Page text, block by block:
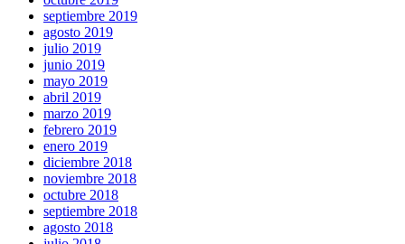
septiembre 2019
agosto 2019
julio 2019
junio 2019
mayo 2019
abril 2019
marzo 2019
febrero 2019
enero 2019
diciembre 2018
noviembre 2018
octubre 2018
septiembre 2018
agosto 2018